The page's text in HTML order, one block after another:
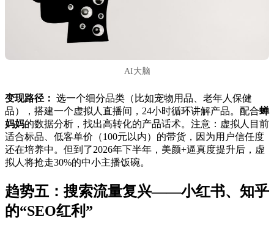
AI大脑
变现路径： 选一个细分品类（比如宠物用品、老年人保健
品），搭建一个虚拟人直播间，24小时循环讲解产品。配合蝉
妈妈的数据分析，找出高转化的产品话术。注意：虚拟人目前
适合标品、低客单价（100元以内）的带货，因为用户信任度
还在培养中。但到了2026年下半年，美颜+逼真度提升后，虚
拟人将抢走30%的中小主播饭碗。
趋势五：搜索流量复兴——小红书、知乎
的“SEO红利”